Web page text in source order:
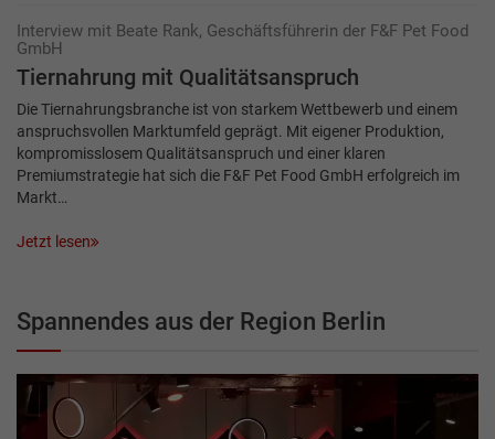
Interview mit Beate Rank, Geschäftsführerin der F&F Pet Food
GmbH
Tiernahrung mit Qualitätsanspruch
Die Tiernahrungsbranche ist von starkem Wettbewerb und einem
anspruchsvollen Markt­umfeld geprägt. Mit eigener Produktion,
kompromisslosem Qualitätsanspruch und einer klaren
Premiumstrategie hat sich die F&F Pet Food GmbH erfolgreich im
Markt…
Jetzt lesen
Spannendes aus der Region Berlin